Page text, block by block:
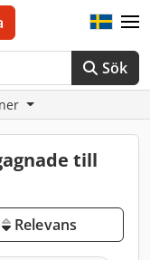
Sök
till
Relevans